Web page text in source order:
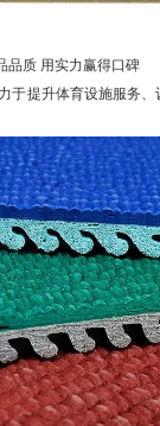
品质 用实力赢得口碑
提升体育设施服务